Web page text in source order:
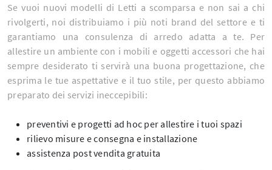
Se vuoi nuovi modelli di Letti a scomparsa e non sai a chi
rivolgerti, noi distribuiamo i più noti brand del settore e ti
garantiamo una consulenza di arredo adatta a te. Per
allestire un ambiente con i mobili e oggetti accessori che hai
sempre desiderato ti servirà una buona progettazione, che
esprima le tue aspettative e il tuo stile, per questo abbiamo
preparato dei servizi ineccepibili:
preventivi e progetti ad hoc per allestire i tuoi spazi
rilievo misure e consegna e installazione
assistenza post vendita gratuita